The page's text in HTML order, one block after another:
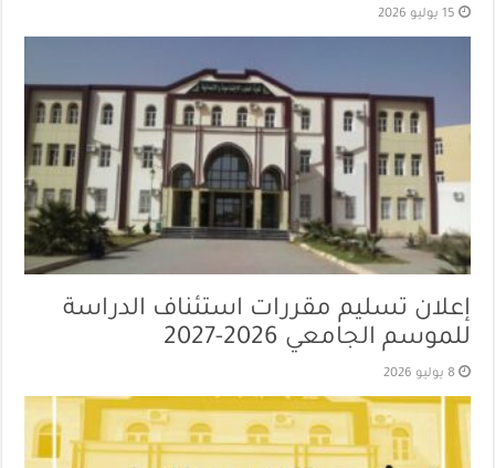
15 يوليو 2026
إعلان تسليم مقررات استئناف الدراسة
للموسم الجامعي 2026-2027
8 يوليو 2026